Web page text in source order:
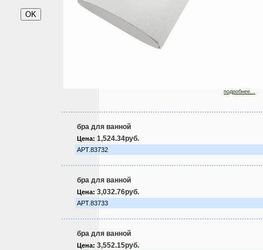
подробнее...
бра для ванной
Цена: 1,524.34руб.
АРТ.83732
бра для ванной
Цена: 3,032.76руб.
АРТ.83733
бра для ванной
Цена: 3,552.15руб.